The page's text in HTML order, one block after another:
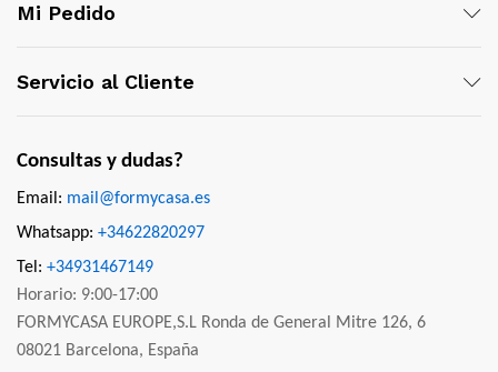
Mi Pedido
Servicio al Cliente
Consultas y dudas?
Email: mail@formycasa.es
Whatsapp: +34622820297
Tel: +34931467149
Horario: 9:00-17:00
FORMYCASA EUROPE,S.L Ronda de General Mitre 126, 6
08021 Barcelona, España